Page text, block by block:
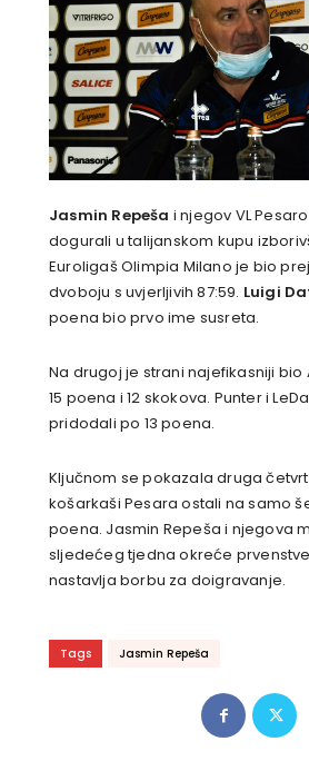
Jasmin Repeša i njegov VL
dogurali u talijanskom kupu
Euroligaš Olimpia Milano je bio
dvoboju s uvjerljivih 87:59. Luigi
poena bio prvo ime susreta.
Na drugoj je strani najefikasniji bio
15 poena i 12 skokova. Punter i
pridodali po 13 poena.
Ključnom se pokazala druga
košarkaši Pesara ostali na samo
poena. Jasmin Repeša i njegova
sljedećeg tjedna okreće
nastavlja borbu za doigravanje.
Tags Jasmin Repeša